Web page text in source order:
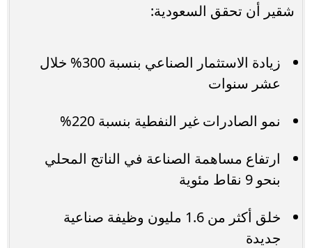
شقير أن تحقق السعودية:
زيادة الاستثمار الصناعي بنسبة 300% خلال
عشر سنوات
نمو الصادرات غير النفطية بنسبة 220%
ارتفاع مساهمة الصناعة في الناتج المحلي
بنحو 9 نقاط مئوية
خلق أكثر من 1.6 مليون وظيفة صناعية
جديدة